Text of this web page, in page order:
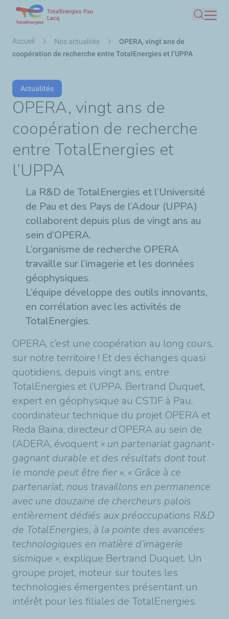
contenu
principal
TotalEnergies Pau
Lacq
Fil
d'Ariane
Accueil Nos actualités
OPERA, vingt ans de
coopération de recherche entre TotalEnergies et l’UPPA
Actualités
OPERA, vingt ans de
coopération de recherche
entre TotalEnergies et
l’UPPA
La R&D de TotalEnergies et l’Université
de Pau et des Pays de l’Adour (UPPA)
collaborent depuis plus de vingt ans au
sein d’OPERA.
L’organisme de recherche OPERA
travaille sur l’imagerie et les données
géophysiques.
L’équipe développe des outils innovants,
en corrélation avec les activités de
TotalEnergies.
OPERA, c’est une coopération au long cours,
sur notre territoire ! Et des échanges quasi
quotidiens, depuis vingt ans, entre
TotalEnergies et l’UPPA. Bertrand Duquet,
expert en géophysique au CSTJF à Pau,
coordinateur technique du projet OPERA et
Reda Baina, directeur d’OPERA au sein de
l’ADERA, évoquent « un partenariat gagnant-
gagnant durable et des résultats dont tout
le monde peut être fier ». « Grâce à ce
partenariat, nous travaillons en permanence
avec une douzaine de chercheurs palois
entièrement dédiés aux préoccupations R&D
de TotalEnergies, à la pointe des avancées
technologiques en matière d’imagerie
sismique », explique Bertrand Duquet. Un
groupe projet, moteur sur toutes les
technologies émergentes présentant un
intérêt pour les filiales de TotalEnergies.